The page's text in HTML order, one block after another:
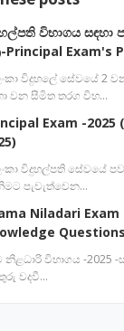
විභාගය සඳහා
Principal Exam's
විදුහලේ සේවයේ 2
වන සීමිත තරග විභ…
Exam -
විදුහල්පති සේවයේ
පැවැත්වෙන…
Niladari Exam
නිළධාරි විභාගය -2025 -
වදවී…